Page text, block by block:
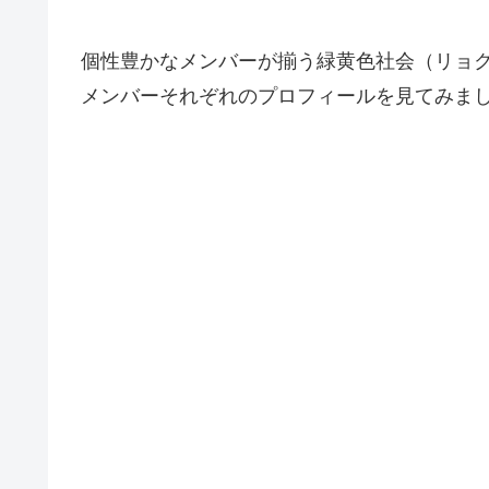
個性豊かなメンバーが揃う緑黄色社会（リョ
メンバーそれぞれのプロフィールを見てみま